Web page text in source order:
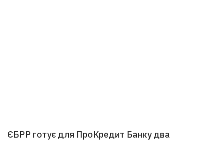
ЄБРР готує для ПроКредит Банку два